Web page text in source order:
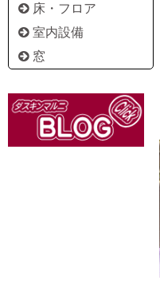
床・フロア
室内設備
窓